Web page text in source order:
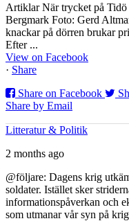
Artiklar När trycket på
Bergmark Foto: Gerd
knackar på dörren brukar
Efter ...
View on Facebook
· Share
Share on Facebook
Share by Email
Litteratur & Politik
2 months ago
@följare: Dagens krig
soldater. Istället sker
informationspåverkan och
som utmanar vår syn på